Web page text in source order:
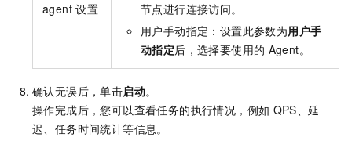
agent 设置
节点进行连接访问。
用户手动指定：设置此参数为用户手
动指定后，选择要使用的 Agent。
确认无误后，单击启动。
操作完成后，您可以查看任务的执行情况，例如 QPS、延
迟、任务时间统计等信息。